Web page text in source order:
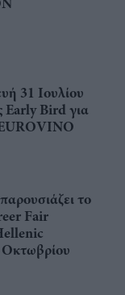
31 Ιουλίου
Early Bird για
το
Fair